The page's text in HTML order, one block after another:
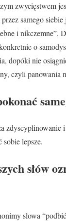
zwycięstwem
samego
i nikczemne”.
o
dopóki nie
czyli panowania
zdyscyplinowanie i
lepsze.
słów
słowa